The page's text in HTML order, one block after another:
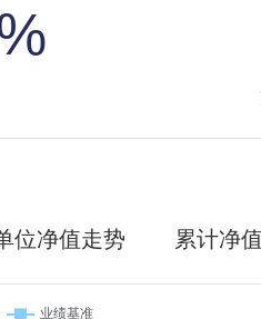
位净值走势 累计净